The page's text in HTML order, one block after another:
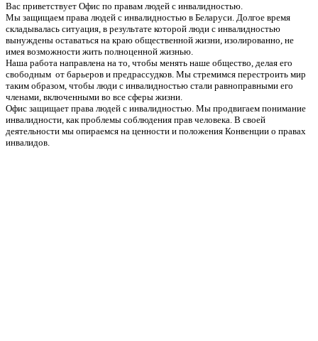
Вас приветствует Офис по правам людей с инвалидностью.
Мы защищаем права людей с инвалидностью в Беларуси. Долгое время
складывалась ситуация, в результате которой люди с инвалидностью
вынуждены оставаться на краю общественной жизни, изолированно, не
имея возможности жить полноценной жизнью.
Наша работа направлена на то, чтобы менять наше общество, делая его
свободным от барьеров и предрассудков. Мы стремимся перестроить мир
таким образом, чтобы люди с инвалидностью стали равноправными его
членами, включенными во все сферы жизни.
Офис защищает права людей с инвалидностью. Мы продвигаем понимание
инвалидности, как проблемы соблюдения прав человека. В своей
деятельности мы опираемся на ценности и положения Конвенции о правах
инвалидов.